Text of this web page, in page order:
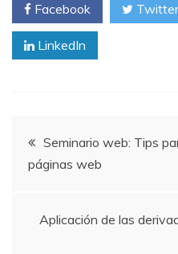
Facebook Twitter
LinkedIn
Navegación
de
entradas
Seminario web: Tips
páginas web
Aplicación de las